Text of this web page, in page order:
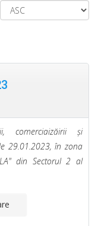
comerciaizăirii şi
29.01.2023, în zona
din Sectorul 2 al